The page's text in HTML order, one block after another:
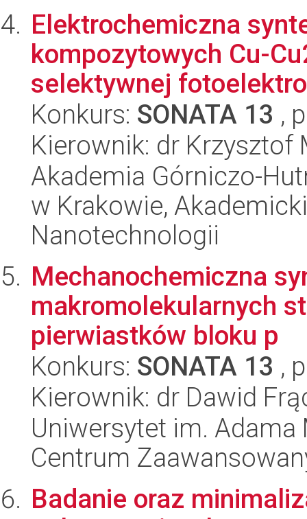
Elektrochemiczna
kompozytowych Cu-
selektywnej
Konkurs: SONATA 13 ,
Kierownik: dr Krzysztof
Akademia Górniczo-
w Krakowie,
Nanotechnologii
Mechanochemiczna
makromolekularnych
pierwiastków bloku p
Konkurs: SONATA 13 ,
Kierownik: dr Dawid
Uniwersytet im.
Centrum
Badanie oraz